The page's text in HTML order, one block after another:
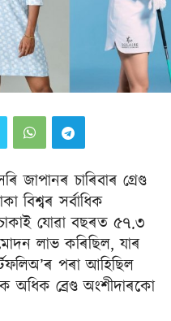
জাপানৰ চাৰিবাৰ গ্ৰেণ্ড
বিশ্বৰ সৰ্বাধিক
যোৱা বছৰত ৫৭.৩
লাভ কৰিছিল, যাৰ
পৰা আহিছিল
অধিক ব্ৰেণ্ড অংশীদাৰকো